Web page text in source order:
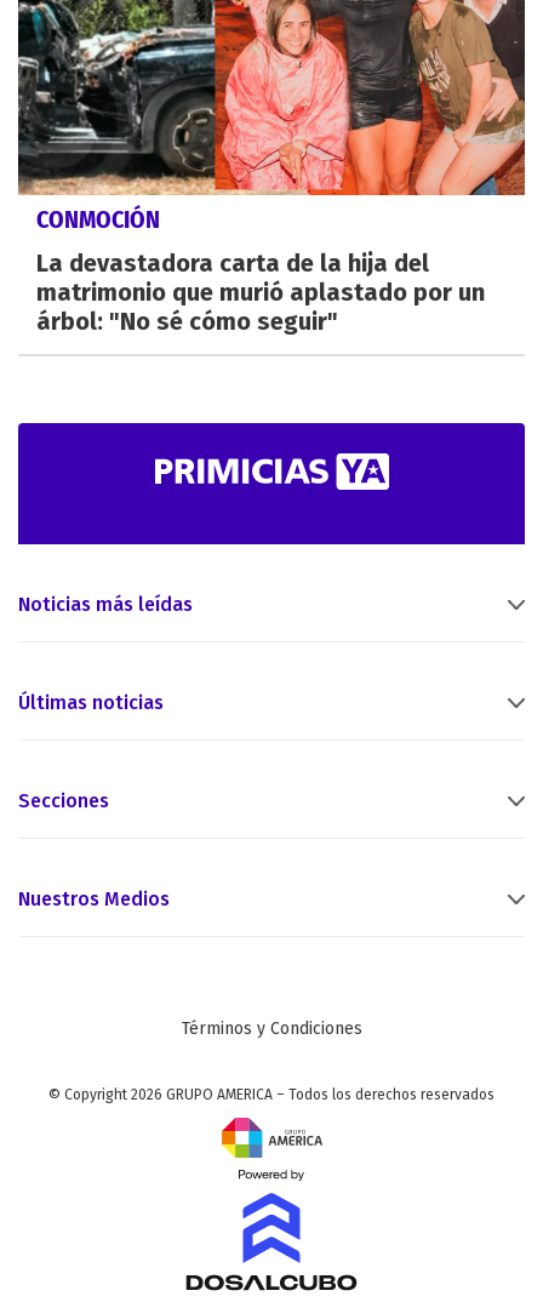
CONMOCIÓN
La devastadora carta de la hija del
matrimonio que murió aplastado por un
árbol: "No sé cómo seguir"
Noticias más leídas
Últimas noticias
Secciones
Nuestros Medios
Términos y Condiciones
© Copyright 2026 GRUPO AMERICA – Todos los derechos reservados